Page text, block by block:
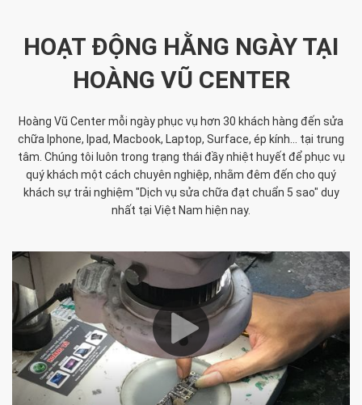
HOẠT ĐỘNG HẰNG NGÀY TẠI
HOÀNG VŨ CENTER
Hoàng Vũ Center mỗi ngày phục vụ hơn 30 khách hàng đến sửa
chữa Iphone, Ipad, Macbook, Laptop, Surface, ép kính... tại trung
tâm. Chúng tôi luôn trong trạng thái đầy nhiệt huyết để phục vụ
quý khách một cách chuyên nghiệp, nhằm đêm đến cho quý
khách sự trải nghiệm "Dịch vụ sửa chữa đạt chuẩn 5 sao" duy
nhất tại Việt Nam hiện nay.